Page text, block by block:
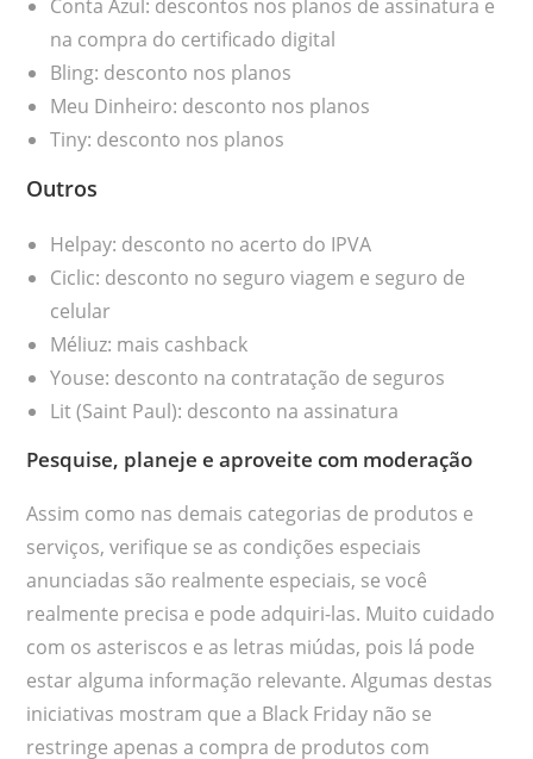
Conta Azul: descontos nos planos de assinatura e
na compra do certificado digital
Bling: desconto nos planos
Meu Dinheiro: desconto nos planos
Tiny: desconto nos planos
Outros
Helpay: desconto no acerto do IPVA
Ciclic: desconto no seguro viagem e seguro de
celular
Méliuz: mais cashback
Youse: desconto na contratação de seguros
Lit (Saint Paul): desconto na assinatura
Pesquise, planeje e aproveite com moderação
Assim como nas demais categorias de produtos e
serviços, verifique se as condições especiais
anunciadas são realmente especiais, se você
realmente precisa e pode adquiri-las. Muito cuidado
com os asteriscos e as letras miúdas, pois lá pode
estar alguma informação relevante. Algumas destas
iniciativas mostram que a Black Friday não se
restringe apenas a compra de produtos com